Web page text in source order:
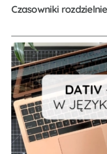
Czasowniki